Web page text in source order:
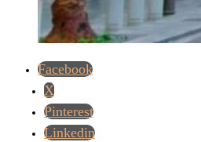
Facebook
X
Pinterest
Linkedin